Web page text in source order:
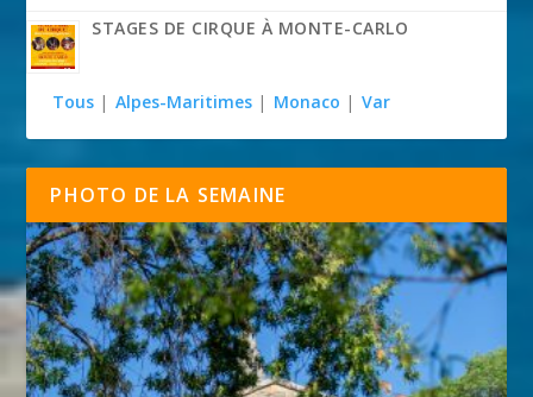
STAGES DE CIRQUE À MONTE-CARLO
Tous | Alpes-Maritimes | Monaco | Var
PHOTO DE LA SEMAINE